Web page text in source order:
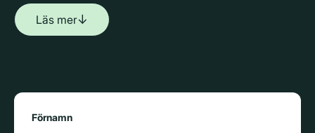
Läs mer↓
Förnamn